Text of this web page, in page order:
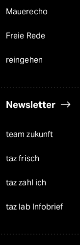
Mauerecho
Freie Rede
reingehen
Newsletter
team zukunft
taz frisch
taz zahl ich
taz lab Infobrief